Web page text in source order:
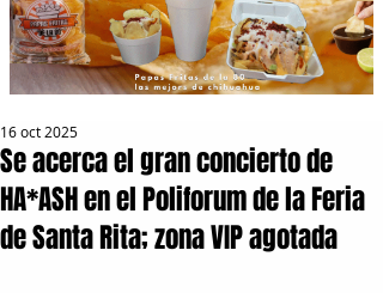
Se acerca el gran concierto de
HA*ASH en el Poliforum de la Feria
de Santa Rita; zona VIP agotada
16 oct 2025